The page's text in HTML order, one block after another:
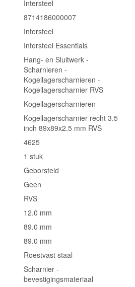
Intersteel
8714186000007
Intersteel
Intersteel Essentials
Hang- en Sluitwerk -
Scharnieren -
Kogellagerscharnieren -
Kogellagerscharnier RVS
Kogellagerscharnieren
Kogellagerscharnier recht 3.5
inch 89x89x2.5 mm RVS
4625
1 stuk
Geborsteld
Geen
RVS
12.0 mm
89.0 mm
89.0 mm
Roestvast staal
Scharnier -
bevestigingsmateriaal